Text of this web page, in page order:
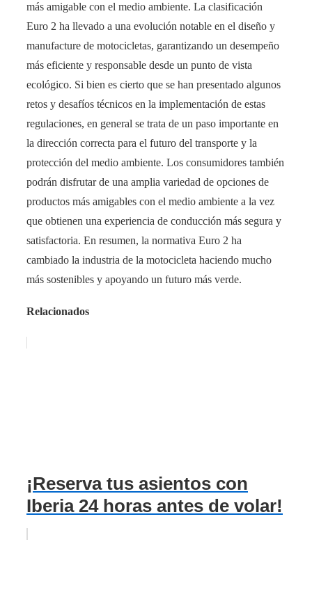
más amigable con el medio ambiente. La clasificación
Euro 2 ha llevado a una evolución notable en el diseño y
manufacture de motocicletas, garantizando un desempeño
más eficiente y responsable desde un punto de vista
ecológico. Si bien es cierto que se han presentado algunos
retos y desafíos técnicos en la implementación de estas
regulaciones, en general se trata de un paso importante en
la dirección correcta para el futuro del transporte y la
protección del medio ambiente. Los consumidores también
podrán disfrutar de una amplia variedad de opciones de
productos más amigables con el medio ambiente a la vez
que obtienen una experiencia de conducción más segura y
satisfactoria. En resumen, la normativa Euro 2 ha
cambiado la industria de la motocicleta haciendo mucho
más sostenibles y apoyando un futuro más verde.
Relacionados
¡Reserva tus asientos con
Iberia 24 horas antes de volar!